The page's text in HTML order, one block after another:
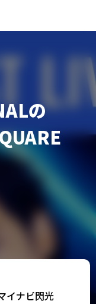
の
イナビ閃光